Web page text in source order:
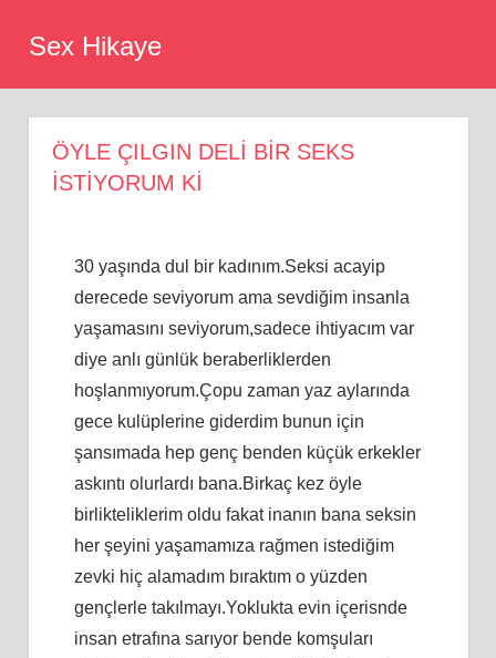
Sex Hikaye
ÖYLE ÇILGIN DELİ BİR SEKS
İSTİYORUM Kİ
30 yaşında dul bir kadınım.Seksi acayip
derecede seviyorum ama sevdiğim insanla
yaşamasını seviyorum,sadece ihtiyacım var
diye anlı günlük beraberliklerden
hoşlanmıyorum.Çopu zaman yaz aylarında
gece kulüplerine giderdim bunun için
şansımada hep genç benden küçük erkekler
askıntı olurlardı bana.Birkaç kez öyle
birlikteliklerim oldu fakat inanın bana seksin
her şeyini yaşamamıza rağmen istediğim
zevki hiç alamadım bıraktım o yüzden
gençlerle takılmayı.Yoklukta evin içerisnde
insan etrafına sarıyor bende komşuları